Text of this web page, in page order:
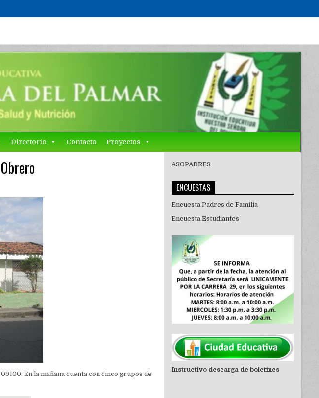
Directorio Contacto Proyectos
En la mañana cuenta con cinco grupos de
ASOPADRES
ENCUESTAS
Encuesta Padres de Familia
Encuesta Estudiantes
Instructivo descarga de boletines